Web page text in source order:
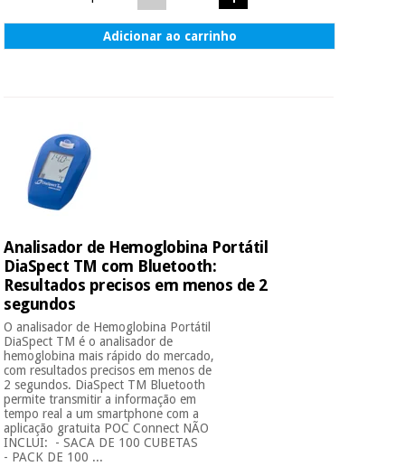
Adicionar ao carrinho
Analisador de Hemoglobina Portátil
DiaSpect TM com Bluetooth:
Resultados precisos em menos de 2
segundos
O analisador de Hemoglobina Portátil
DiaSpect TM é o analisador de
hemoglobina mais rápido do mercado,
com resultados precisos em menos de
2 segundos. DiaSpect TM Bluetooth
permite transmitir a informação em
tempo real a um smartphone com a
aplicação gratuita POC Connect NÃO
INCLUI: - SACA DE 100 CUBETAS
- PACK DE 100 ...